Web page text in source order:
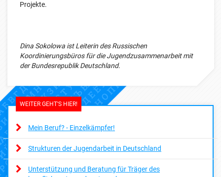
Projekte.
Dina Sokolowa ist Leiterin des Russischen
Koordinierungsbüros für die Jugendzusammenarbeit mit
der Bundesrepublik Deutschland.
WEITER GEHT'S HIER!
Mein Beruf? - Einzelkämpfer!
Strukturen der Jugendarbeit in Deutschland
Unterstützung und Beratung für Träger des